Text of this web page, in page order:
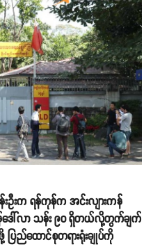
းဦးက ရန်ကုန်က အင်းလျားကန်
န်ဒေါ်လာ သန်း ၉၀ ရှိတယ်လို့တွက်ချက်
ြည်ထောင်စုတရားရုံးချုပ်ကို